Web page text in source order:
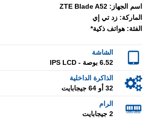
اسم الجهاز: ZTE Blade A52
الماركة: زد تي إي
الفئة: هواتف ذكية*
الشاشة
6.52 بوصة - IPS LCD
الذاكرة الداخلية
32 أو 64 جيجابايت
الرام
2 جيجابايت